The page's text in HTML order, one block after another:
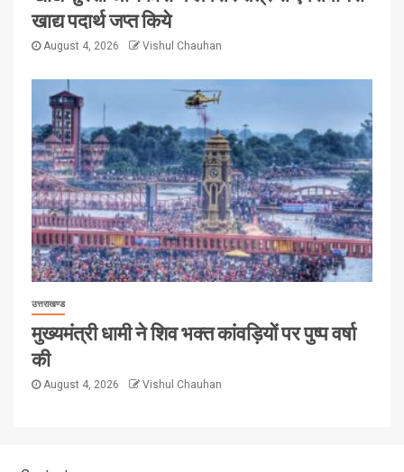
खाद्य पदार्थ जप्त किये
August 4, 2026 Vishul Chauhan
उत्तराखण्ड
मुख्यमंत्री धामी ने शिव भक्त कांवड़ियों पर पुष्प वर्षा
की
August 4, 2026 Vishul Chauhan